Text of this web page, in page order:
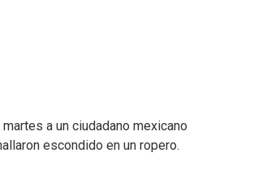
a un ciudadano mexicano
escondido en un ropero.